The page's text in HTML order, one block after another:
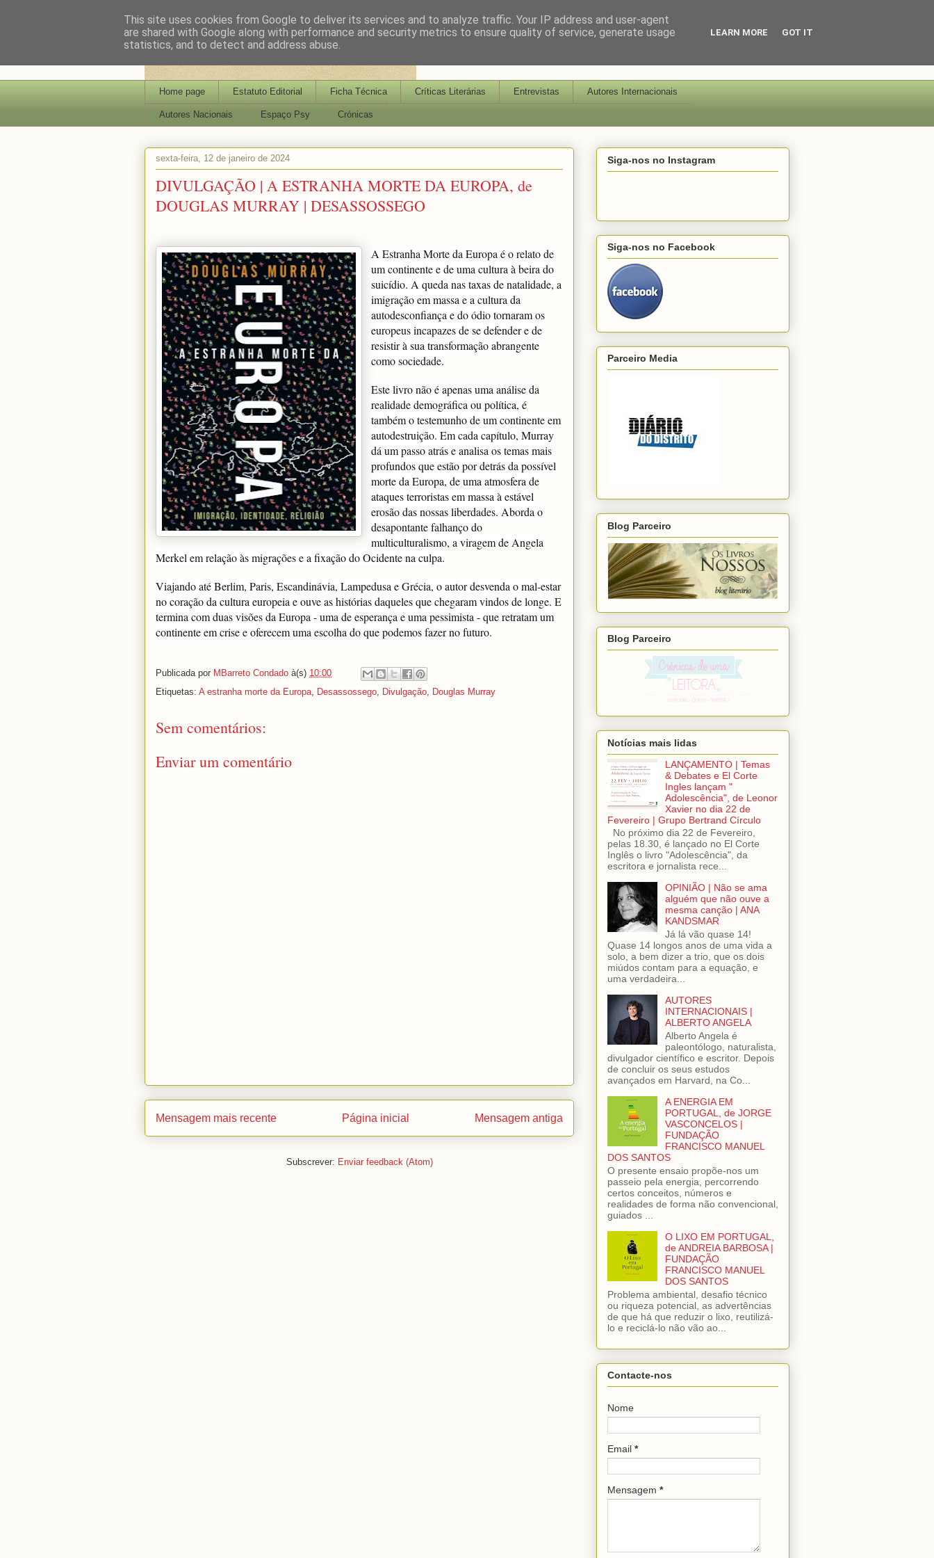
Home page Estatuto Editorial Ficha Técnica Críticas Literárias Entrevistas Autores Internacionais
Autores Nacionais Espaço Psy Crónicas
sexta-feira, 12 de janeiro de 2024
DIVULGAÇÃO | A ESTRANHA MORTE DA EUROPA, de
DOUGLAS MURRAY | DESASSOSSEGO
A Estranha Morte da Europa é o relato de
um continente e de uma cultura à beira do
suicídio. A queda nas taxas de natalidade, a
imigração em massa e a cultura da
autodesconfiança e do ódio tornaram os
europeus incapazes de se defender e de
resistir à sua transformação abrangente
como sociedade.
Este livro não é apenas uma análise da
realidade demográfica ou política, é
também o testemunho de um continente em
autodestruição. Em cada capítulo, Murray
dá um passo atrás e analisa os temas mais
profundos que estão por detrás da possível
morte da Europa, de uma atmosfera de
ataques terroristas em massa à estável
erosão das nossas liberdades. Aborda o
desapontante falhanço do
multiculturalismo, a viragem de Angela
Merkel em relação às migrações e a fixação do Ocidente na culpa.
Viajando até Berlim, Paris, Escandinávia, Lampedusa e Grécia, o autor desvenda o mal-estar
no coração da cultura europeia e ouve as histórias daqueles que chegaram vindos de longe. E
termina com duas visões da Europa - uma de esperança e uma pessimista - que retratam um
continente em crise e oferecem uma escolha do que podemos fazer no futuro.
Publicada por MBarreto Condado à(s) 10:00
Etiquetas: A estranha morte da Europa, Desassossego, Divulgação, Douglas Murray
Sem comentários:
Enviar um comentário
Mensagem mais recente Mensagem antiga
Página inicial
Subscrever: Enviar feedback (Atom)
Siga-nos no Instagram
Siga-nos no Facebook
Parceiro Media
Blog Parceiro
Blog Parceiro
Notícias mais lidas
LANÇAMENTO | Temas
& Debates e El Corte
Ingles lançam "
Adolescência", de Leonor
Xavier no dia 22 de
Fevereiro | Grupo Bertrand Círculo
No próximo dia 22 de Fevereiro,
pelas 18.30, é lançado no El Corte
Inglês o livro "Adolescência", da
escritora e jornalista rece...
OPINIÃO | Não se ama
alguém que não ouve a
mesma canção | ANA
KANDSMAR
Já lá vão quase 14!
Quase 14 longos anos de uma vida a
solo, a bem dizer a trio, que os dois
miúdos contam para a equação, e
uma verdadeira...
AUTORES
INTERNACIONAIS |
ALBERTO ANGELA
Alberto Angela é
paleontólogo, naturalista,
divulgador científico e escritor. Depois
de concluir os seus estudos
avançados em Harvard, na Co...
A ENERGIA EM
PORTUGAL, de JORGE
VASCONCELOS |
FUNDAÇÃO
FRANCISCO MANUEL
DOS SANTOS
O presente ensaio propõe-nos um
passeio pela energia, percorrendo
certos conceitos, números e
realidades de forma não convencional,
guiados ...
O LIXO EM PORTUGAL,
de ANDREIA BARBOSA |
FUNDAÇÃO
FRANCISCO MANUEL
DOS SANTOS
Problema ambiental, desafio técnico
ou riqueza potencial, as advertências
de que há que reduzir o lixo, reutilizá-
lo e reciclá-lo não vão ao...
Contacte-nos
Nome
Email *
Mensagem *
This site uses cookies from Google to deliver its services and to analyze traffic. Your IP address and user-agent
are shared with Google along with performance and security metrics to ensure quality of service, generate usage
statistics, and to detect and address abuse.
LEARN MORE GOT IT